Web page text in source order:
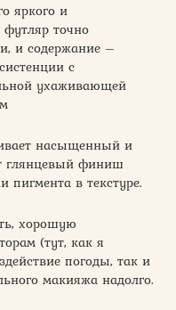
яркого и
точно
и содержание –
с
ухаживающей
насыщенный и
глянцевый финиш
пигмента в текстуре.
хорошую
(тут, как я
погоды, так и
макияжа надолго.